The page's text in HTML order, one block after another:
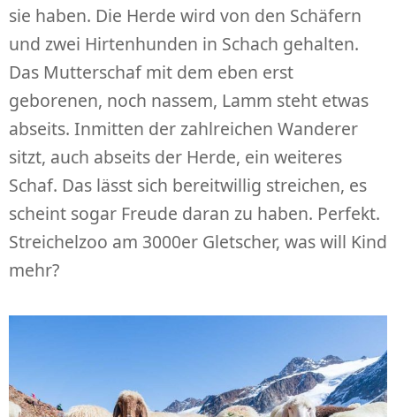
sie haben. Die Herde wird von den Schäfern
und zwei Hirtenhunden in Schach gehalten.
Das Mutterschaf mit dem eben erst
geborenen, noch nassem, Lamm steht etwas
abseits. Inmitten der zahlreichen Wanderer
sitzt, auch abseits der Herde, ein weiteres
Schaf. Das lässt sich bereitwillig streichen, es
scheint sogar Freude daran zu haben. Perfekt.
Streichelzoo am 3000er Gletscher, was will Kind
mehr?